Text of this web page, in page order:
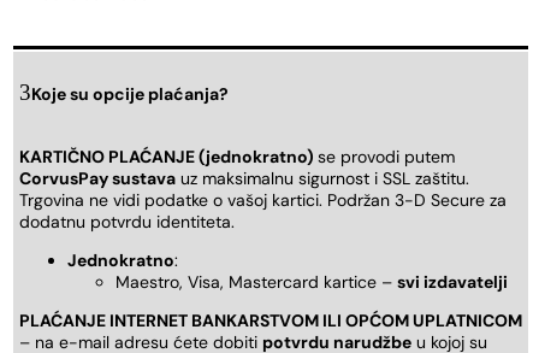
Koje su opcije plaćanja?
KARTIČNO PLAĆANJE (jednokratno) se provodi putem
CorvusPay sustava uz maksimalnu sigurnost i SSL zaštitu.
Trgovina ne vidi podatke o vašoj kartici. Podržan 3-D Secure za
dodatnu potvrdu identiteta.
Jednokratno:
Maestro, Visa, Mastercard kartice – svi izdavatelji
PLAĆANJE INTERNET BANKARSTVOM ILI OPĆOM UPLATNICOM
– na e-mail adresu ćete dobiti potvrdu narudžbe u kojoj su